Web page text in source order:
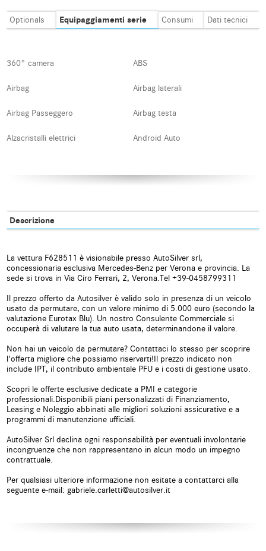
Optionals Equipaggiamenti serie Consumi Dati tecnici
360° camera ABS
Airbag Airbag laterali
Airbag Passeggero Airbag testa
Alzacristalli elettrici Android Auto
Blind spot monitor Bluetooth
Carica per smartphone a
induzione
Cerchi in lega
Chiamata automatica per
emergenze
Chiusura centralizzata
Chiusura centralizzata senza
Chiusura centralizzata
Climatizzatore Controllo automatico clima
Controllo elettronico della corsia Controllo trazione
Controllo vocale Cruise Control
ESP Fari LED
Hill holder Immobilizzatore elettronico
Descrizione
La vettura F628511 è visionabile presso AutoSilver srl,
concessionaria esclusiva Mercedes-Benz per Verona e provincia. La
sede si trova in Via Ciro Ferrari, 2, Verona.Tel +39-0458799311
Il prezzo offerto da Autosilver è valido solo in presenza di un veicolo
usato da permutare, con un valore minimo di 5.000 euro (secondo la
valutazione Eurotax Blu). Un nostro Consulente Commerciale si
occuperà di valutare la tua auto usata, determinandone il valore.
Non hai un veicolo da permutare? Contattaci lo stesso per scoprire
l'offerta migliore che possiamo riservarti!Il prezzo indicato non
include IPT, il contributo ambientale PFU e i costi di gestione usato.
Scopri le offerte esclusive dedicate a PMI e categorie
professionali.Disponibili piani personalizzati di Finanziamento,
Leasing e Noleggio abbinati alle migliori soluzioni assicurative e a
programmi di manutenzione ufficiali.
AutoSilver Srl declina ogni responsabilità per eventuali involontarie
incongruenze che non rappresentano in alcun modo un impegno
contrattuale.
Per qualsiasi ulteriore informazione non esitate a contattarci alla
seguente e-mail: gabriele.carletti@autosilver.it